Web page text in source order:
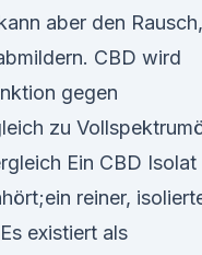
aber den Rausch,
CBD wird
gegen
zu
Ein CBD Isolat
reiner,
existiert als